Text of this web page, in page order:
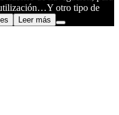
otro tipo de
Leer más